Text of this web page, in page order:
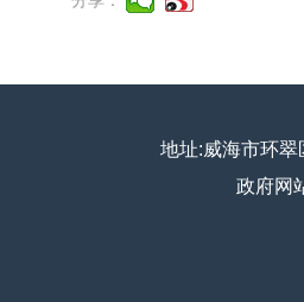
地址:威海市环
政府网